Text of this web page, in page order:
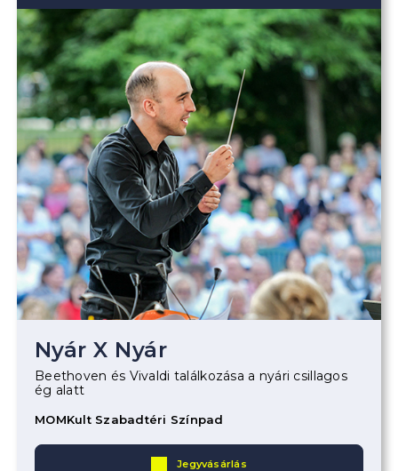
Nyár X Nyár
Beethoven és Vivaldi találkozása a nyári csillagos
ég alatt
MOMKult Szabadtéri Színpad
Jegyvásárlás